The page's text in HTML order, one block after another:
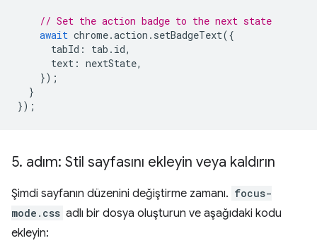
// Set the action badge to the next state
await chrome.action . setBadgeText({
tabId : tab . id,
text : nextState,
});
}
});
5. adım: Stil sayfasını ekleyin veya kaldırın
Şimdi sayfanın düzenini değiştirme zamanı. focus-
mode.css adlı bir dosya oluşturun ve aşağıdaki kodu
ekleyin: